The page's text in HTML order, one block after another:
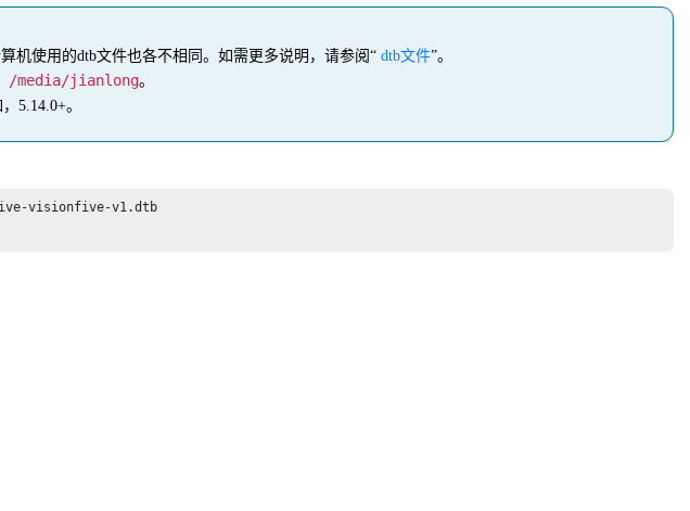
机使用的dtb文件也各不相同。如需更多说明，请参阅“ dtb文件”。
/media/jianlong。
5.14.0+。
visionfive-v1.dtb